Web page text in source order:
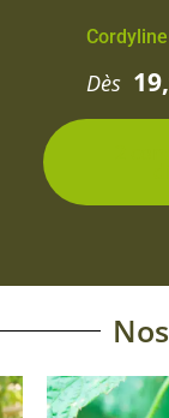
Dès